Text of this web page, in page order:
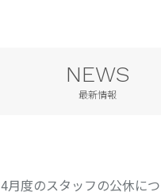
NEWS
最新情報
4月度のスタッフの公休に